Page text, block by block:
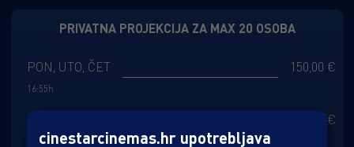
PRIVATNA PROJEKCIJA ZA MAX 20 OSOBA
PON, UTO, ČET 150,00 €
16:55h
PON, UTO, ČET 170,00 €
20:00h
cinestarcinemas.hr upotrebljava